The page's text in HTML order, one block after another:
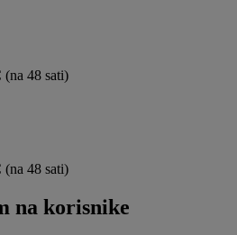
(na 48 sati)
(na 48 sati)
na korisnike